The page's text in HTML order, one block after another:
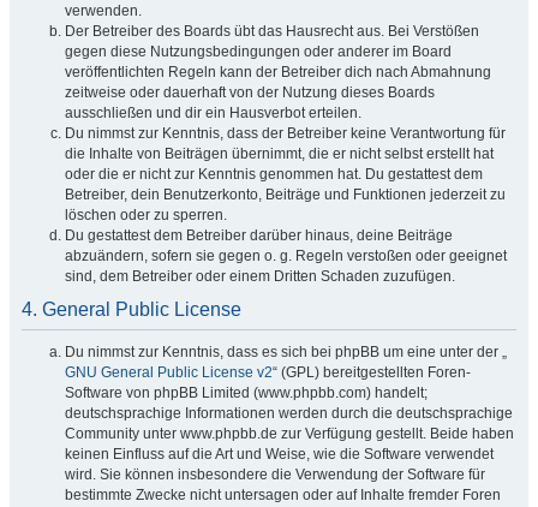
verwenden.
Der Betreiber des Boards übt das Hausrecht aus. Bei Verstößen
gegen diese Nutzungsbedingungen oder anderer im Board
veröffentlichten Regeln kann der Betreiber dich nach Abmahnung
zeitweise oder dauerhaft von der Nutzung dieses Boards
ausschließen und dir ein Hausverbot erteilen.
Du nimmst zur Kenntnis, dass der Betreiber keine Verantwortung für
die Inhalte von Beiträgen übernimmt, die er nicht selbst erstellt hat
oder die er nicht zur Kenntnis genommen hat. Du gestattest dem
Betreiber, dein Benutzerkonto, Beiträge und Funktionen jederzeit zu
löschen oder zu sperren.
Du gestattest dem Betreiber darüber hinaus, deine Beiträge
abzuändern, sofern sie gegen o. g. Regeln verstoßen oder geeignet
sind, dem Betreiber oder einem Dritten Schaden zuzufügen.
4. General Public License
Du nimmst zur Kenntnis, dass es sich bei phpBB um eine unter der „
GNU General Public License v2“ (GPL) bereitgestellten Foren-
Software von phpBB Limited (www.phpbb.com) handelt;
deutschsprachige Informationen werden durch die deutschsprachige
Community unter www.phpbb.de zur Verfügung gestellt. Beide haben
keinen Einfluss auf die Art und Weise, wie die Software verwendet
wird. Sie können insbesondere die Verwendung der Software für
bestimmte Zwecke nicht untersagen oder auf Inhalte fremder Foren